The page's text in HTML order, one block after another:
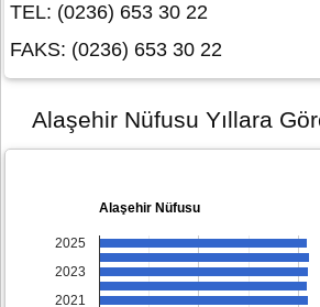
TEL: (0236) 653 30 22
FAKS: (0236) 653 30 22
Alaşehir Nüfusu Yıllara
Alaşehir Nüfusu
2025
2023
2021